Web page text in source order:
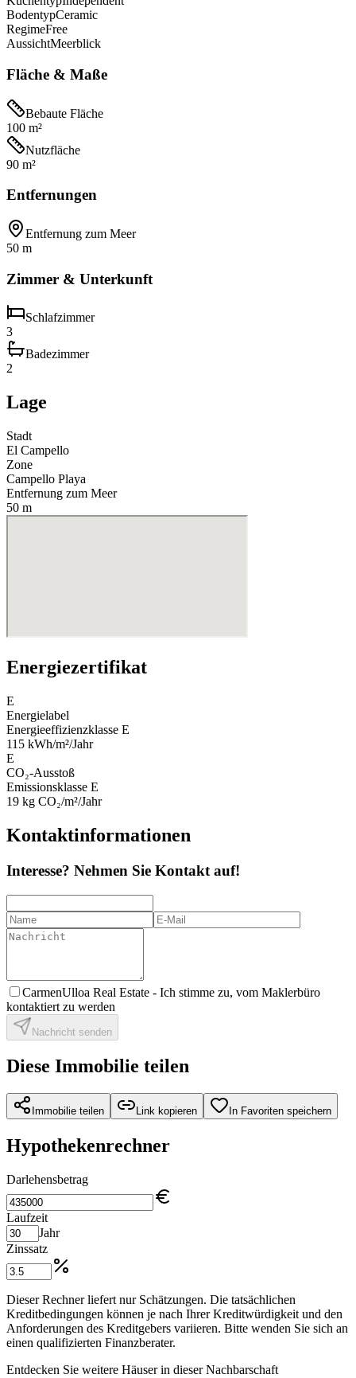
BodentypCeramic
RegimeFree
AussichtMeerblick
Fläche & Maße
Bebaute Fläche
100 m²
Nutzfläche
90 m²
Entfernungen
Entfernung zum Meer
50 m
Zimmer & Unterkunft
Schlafzimmer
3
Badezimmer
2
Lage
Stadt
El Campello
Zone
Campello Playa
Entfernung zum Meer
50 m
Energiezertifikat
E
Energielabel
Energieeffizienzklasse E
115 kWh/m²/Jahr
E
CO₂-Ausstoß
Emissionsklasse E
19 kg CO₂/m²/Jahr
Kontaktinformationen
Interesse? Nehmen Sie Kontakt auf!
CarmenUlloa Real Estate - Ich stimme zu, vom Maklerbüro
kontaktiert zu werden
Nachricht senden
Diese Immobilie teilen
Immobilie teilen Link kopieren In Favoriten speichern
Hypothekenrechner
Darlehensbetrag
Laufzeit
Jahr
Zinssatz
Dieser Rechner liefert nur Schätzungen. Die tatsächlichen
Kreditbedingungen können je nach Ihrer Kreditwürdigkeit und den
Anforderungen des Kreditgebers variieren. Bitte wenden Sie sich an
einen qualifizierten Finanzberater.
Entdecken Sie weitere Häuser in dieser Nachbarschaft